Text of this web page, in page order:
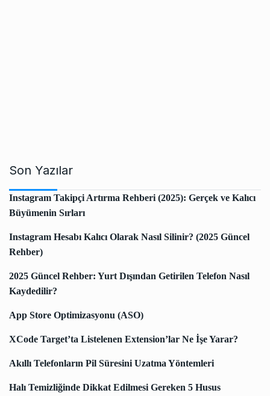
Son Yazılar
Instagram Takipçi Artırma Rehberi (2025): Gerçek ve Kalıcı
Büyümenin Sırları
Instagram Hesabı Kalıcı Olarak Nasıl Silinir? (2025 Güncel
Rehber)
2025 Güncel Rehber: Yurt Dışından Getirilen Telefon Nasıl
Kaydedilir?
App Store Optimizasyonu (ASO)
XCode Target’ta Listelenen Extension’lar Ne İşe Yarar?
Akıllı Telefonların Pil Süresini Uzatma Yöntemleri
Halı Temizliğinde Dikkat Edilmesi Gereken 5 Husus